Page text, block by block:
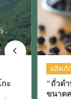
ซายามะ" ที่มีชื่อเ
นทั่วประเทศ